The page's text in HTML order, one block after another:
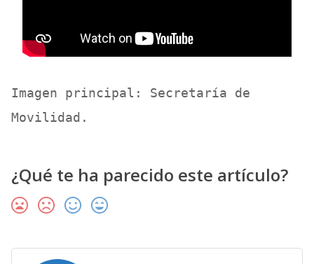
Imagen principal: Secretaría de
Movilidad.
¿Qué te ha parecido este artículo?